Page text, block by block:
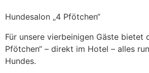
Hundesalon „4 Pfötchen“
Für unsere vierbeinigen Gäste bietet
Pfötchen“ – direkt im Hotel – alles
Hundes.